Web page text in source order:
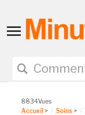
Toggle
navigation
8834Vues
Accueil > Soins >